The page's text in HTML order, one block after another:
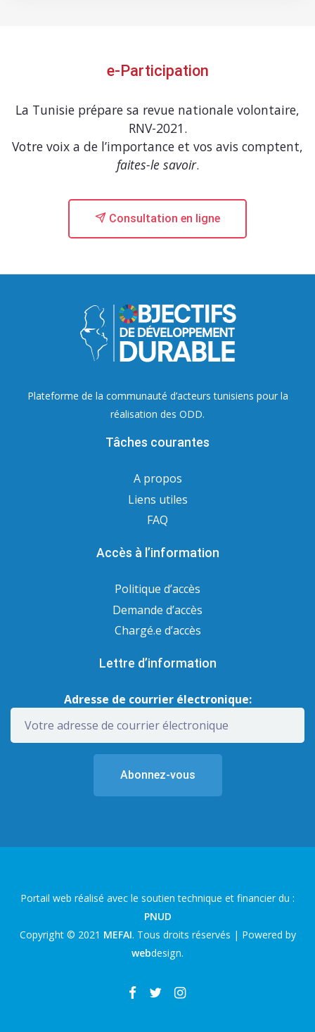
e-Participation
La Tunisie prépare sa revue nationale volontaire,
RNV-2021.
Votre voix a de l’importance et vos avis comptent,
faites-le savoir.
Consultation en ligne
Plateforme de la communauté d’acteurs tunisiens pour la
réalisation des ODD.
Tâches courantes
A propos
Liens utiles
FAQ
Accès à l’information
Politique d’accès
Demande d’accès
Chargé.e d’accès
Lettre d’information
Adresse de courrier électronique:
Portail web réalisé avec le soutien technique et financier du :
PNUD
Copyright © 2021 MEFAI. Tous droits réservés | Powered by
webdesign.